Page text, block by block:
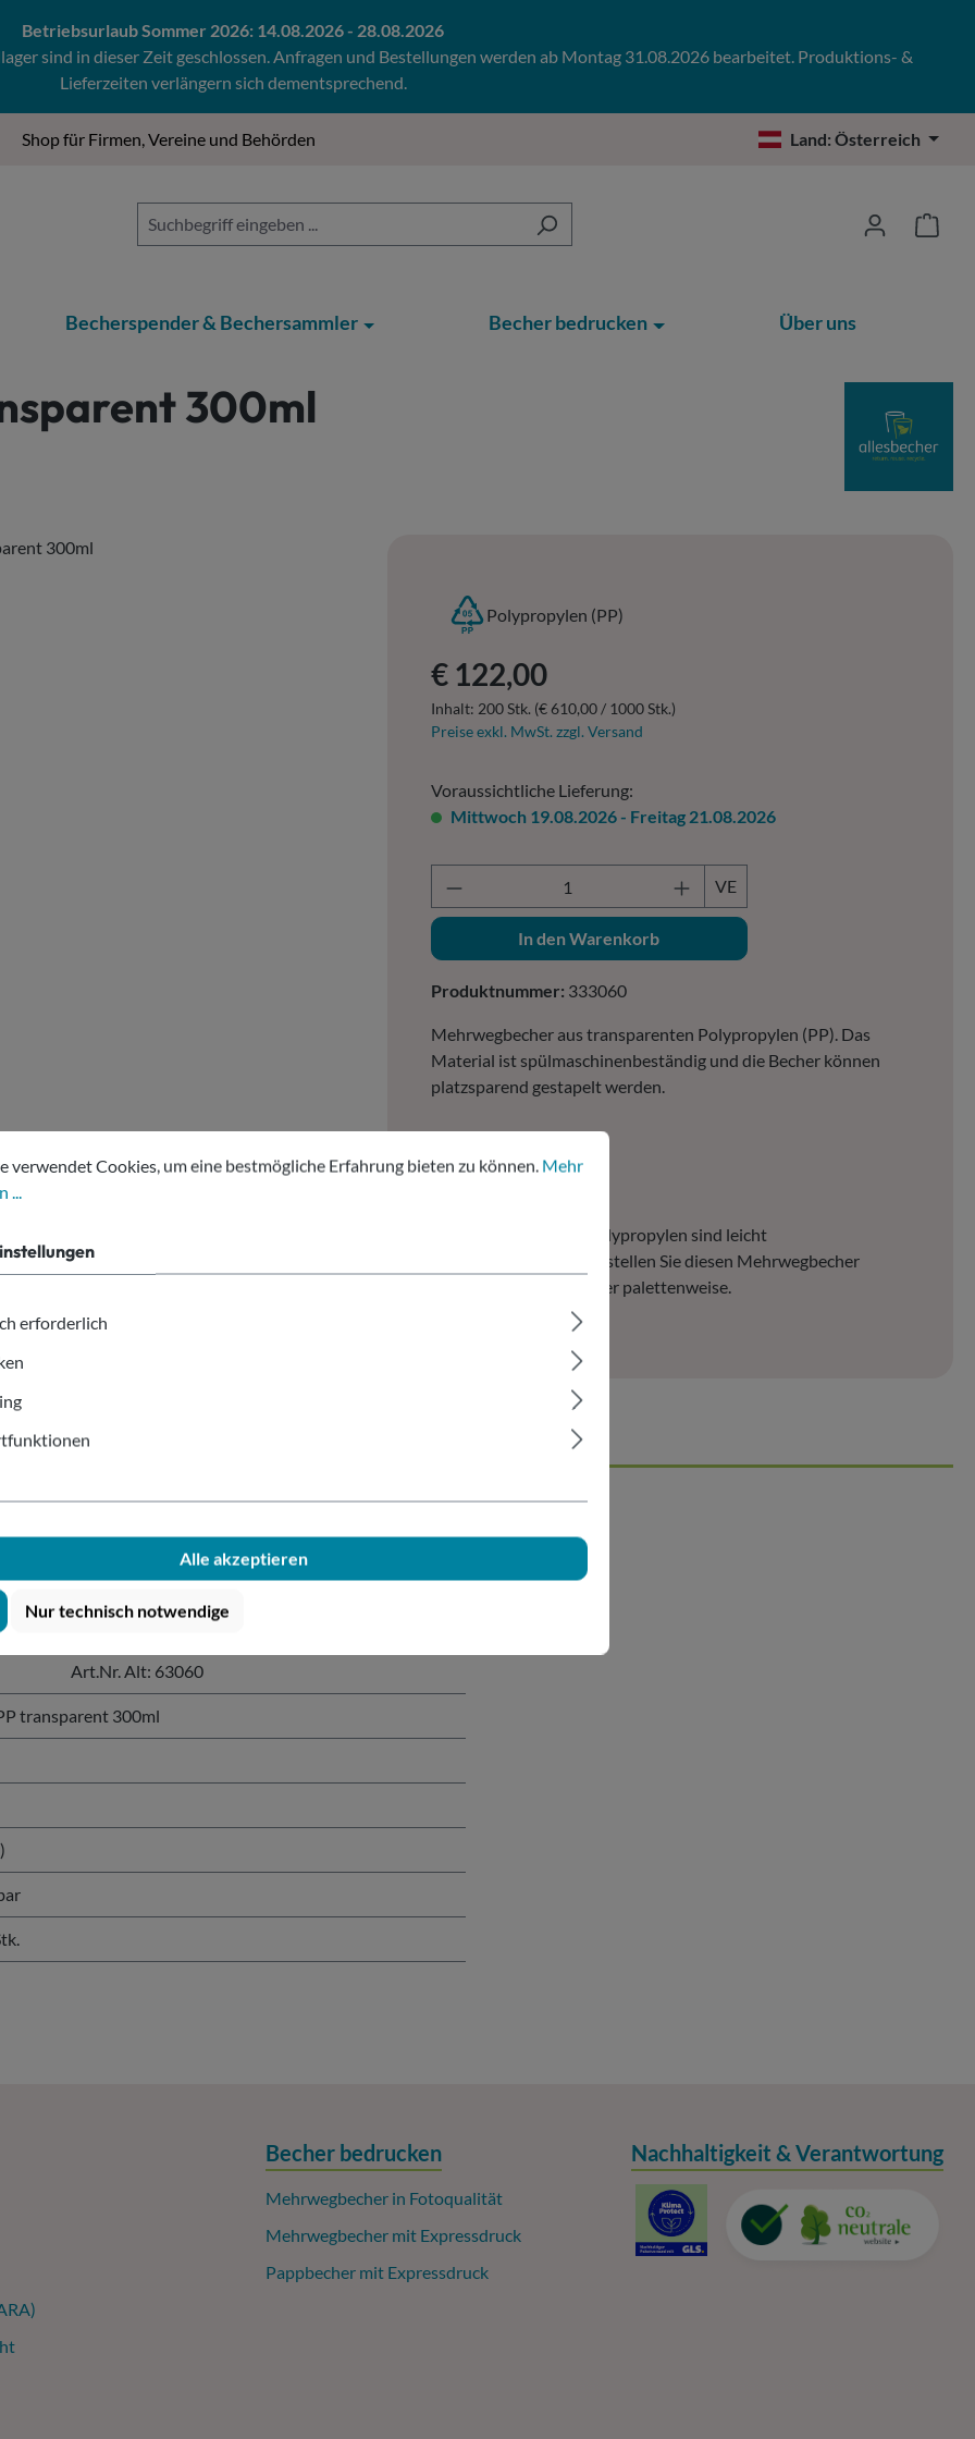
Betriebsurlaub Sommer 2026: 14.08.2026 - 28.08.2026
sind in dieser Zeit geschlossen. Anfragen und Bestellungen werden ab Montag 31.08.2026 bearbeitet. Produktions- &
Lieferzeiten verlängern sich dementsprechend.
Shop für Firmen, Vereine und Behörden Land:Österreich
Becherspender & Bechersammler Becher bedrucken Über uns
300ml
Polypropylen (PP)
Regulärer Preis:
€ 122,00
Inhalt: 200 Stk. (€ 610,00 / 1000 Stk.)
Preise exkl. MwSt. zzgl. Versand
Voraussichtliche Lieferung:
Mittwoch 19.08.2026 - Freitag 21.08.2026
Produkt Anzahl: Gib den gewünschten Wert
VE
In den Warenkorb
Produktnummer: 333060
Mehrwegbecher aus transparenten Polypropylen (PP). Das
Material ist spülmaschinenbeständig und die Becher können
platzsparend gestapelt werden.
200 Stk. pro VPE
Mehrwegbecher aus Polypropylen sind leicht
milchig/transparent. Bestellen Sie diesen Mehrwegbecher
einfach kartonweise oder palettenweise.
PP transparent 300ml"
Art.Nr. Alt: 63060
transparent 300ml
Becher bedrucken
Mehrwegbecher in Fotoqualität
Mehrwegbecher mit Expressdruck
Pappbecher mit Expressdruck
Nachhaltigkeit & Verantwortung
Cookies, um eine bestmögliche Erfahrung bieten zu können.
Mehr Informationen ...
verwendet Cookies, um eine bestmögliche Erfahrung bieten zu können. Mehr
erforderlich
Alle akzeptieren
Nur technisch notwendige